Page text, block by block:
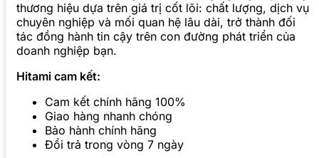
thương hiệu dựa trên giá trị cốt lõi: chất lượng, dịch vụ
chuyên nghiệp và mối quan hệ lâu dài, trở thành đối
tác đồng hành tin cậy trên con đường phát triển của
doanh nghiệp bạn.
Hitami cam kết:
Cam kết chính hãng 100%
Giao hàng nhanh chóng
Bảo hành chính hãng
Đổi trả trong vòng 7 ngày